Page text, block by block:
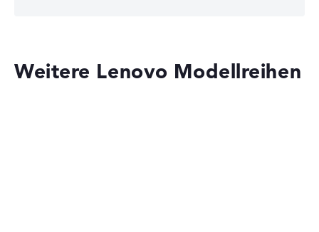
Weitere Lenovo Modellreihen